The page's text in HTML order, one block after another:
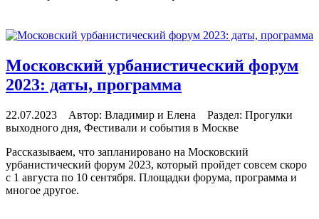
Московский урбанистический форум
2023: даты, программа
22.07.2023 Автор: Владимир и Елена Раздел: Прогулки
выходного дня, Фестивали и события в Москве
Рассказываем, что запланировано на Московский
урбанистический форум 2023, который пройдет совсем скоро
с 1 августа по 10 сентября. Площадки форума, программа и
многое другое.